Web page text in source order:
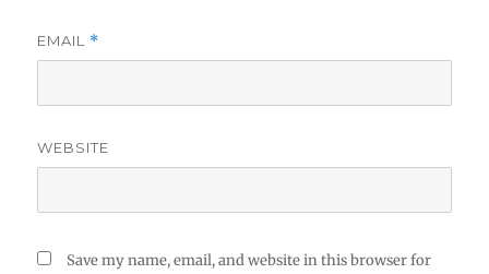
EMAIL *
WEBSITE
Save my name, email, and website in this browser for